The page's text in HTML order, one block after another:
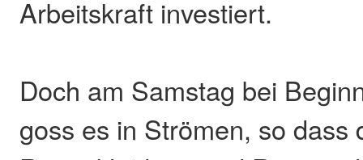
Arbeitskraft investiert.
Doch am Samstag bei
goss es in Strömen, so dass